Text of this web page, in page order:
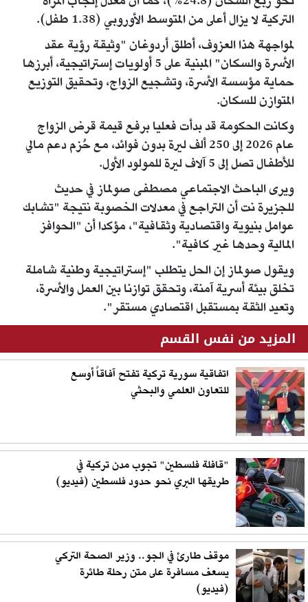
التركية لا يزال أعلى من المتوسط الأوروبي (1.38 طفل).
لمواجهة هذا العزوف، أطلق أردوغان "وثيقة رؤية عقد
الأسرة والسكان" المبنية على 5 أولويات إستراتيجية، أبرزها
حماية مؤسسة الأسرة، وتشجيع الزواج، وتحقيق التوزيع
المتوازن للسكان.
وكانت الحكومة قد بدأت فعليا برفع قيمة قرض الزواج
عام 2026 إلى 250 ألف ليرة بدون فوائد، مع حُزم دعم مالي
للأطفال تصل إلى 5 آلاف ليرة للمولود الأول.
ويرى الباحث الاجتماعي مصطفى صولماز في حديث
للجزيرة نت أن التراجع في معدلات الخصوبة نتيجة "تشابك
عوامل بنيوية واقتصادية وثقافية"، مؤكدا أن "الحوافز
المالية وحدها غير كافية".
ويقول صولماز إن الحل يتطلب "إستراتيجية وطنية شاملة
تخلق بيئة أسرية آمنة، وتحقق توازنا بين العمل والأسرة،
وتعيد الثقة بمستقبل اقتصادي مستقر".
المزيد من نفس القسم
اتفاقية سورية تركية تفتح آفاقاً أوسع
للتعاون العلمي والبحثي
"قافلة فلسطين" تجوب مدن تركية في
طريقها البري نحو حدود فلسطين (فيديو)
موقف طارئ في الجو.. وزير الصحة التركي
يسعف مسافرة على متن رحلة طائرة
(فيديو)